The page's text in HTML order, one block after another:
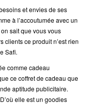
et envies de ses
à l’accoutumée avec un
sait que vous vous
clients ce produit n’est rien
Safi.
comme cadeau
ce coffret de cadeau que
aptitude publicitaire.
elle est un goodies